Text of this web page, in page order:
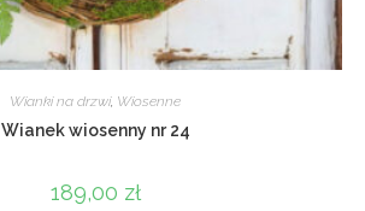
Wianki na drzwi, Wiosenne
Wianek wiosenny nr 24
189,00 zł